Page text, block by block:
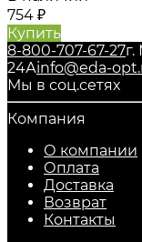
754 ₽
Купить
8-800-707-67-27
24Аinfo@eda-
Мы в соц.сетях
Компания
О компании
Оплата
Доставка
Возврат
Контакты